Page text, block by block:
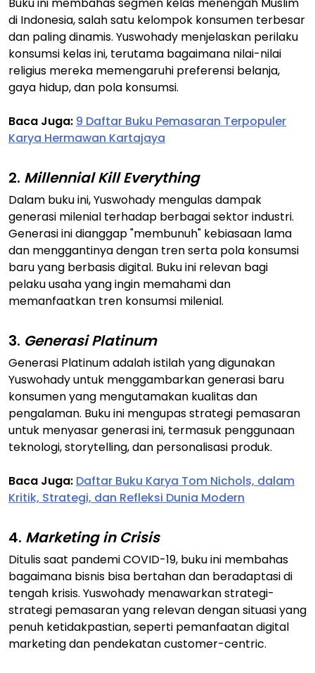
di Indonesia, salah satu kelompok konsumen terbesar
dan paling dinamis. Yuswohady menjelaskan perilaku
konsumsi kelas ini, terutama bagaimana nilai-nilai
religius mereka memengaruhi preferensi belanja,
gaya hidup, dan pola konsumsi.
Baca Juga: 9 Daftar Buku Pemasaran Terpopuler
Karya Hermawan Kartajaya
2. Millennial Kill Everything
Dalam buku ini, Yuswohady mengulas dampak
generasi milenial terhadap berbagai sektor industri.
Generasi ini dianggap "membunuh" kebiasaan lama
dan menggantinya dengan tren serta pola konsumsi
baru yang berbasis digital. Buku ini relevan bagi
pelaku usaha yang ingin memahami dan
memanfaatkan tren konsumsi milenial.
3. Generasi Platinum
Generasi Platinum adalah istilah yang digunakan
Yuswohady untuk menggambarkan generasi baru
konsumen yang mengutamakan kualitas dan
pengalaman. Buku ini mengupas strategi pemasaran
untuk menyasar generasi ini, termasuk penggunaan
teknologi, storytelling, dan personalisasi produk.
Baca Juga: Daftar Buku Karya Tom Nichols, dalam
Kritik, Strategi, dan Refleksi Dunia Modern
4. Marketing in Crisis
Ditulis saat pandemi COVID-19, buku ini membahas
bagaimana bisnis bisa bertahan dan beradaptasi di
tengah krisis. Yuswohady menawarkan strategi-
strategi pemasaran yang relevan dengan situasi yang
penuh ketidakpastian, seperti pemanfaatan digital
marketing dan pendekatan customer-centric.